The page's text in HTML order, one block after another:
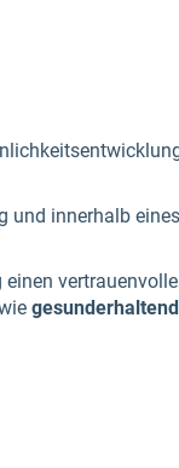
und innerhalb
gesunderhaltend